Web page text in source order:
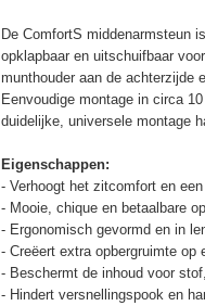
De ComfortS middenarmsteun
opklapbaar en uitschuifbaar
munthouder aan de achterzijde
Eenvoudige montage in circa
duidelijke, universele montage
Eigenschappen:
- Verhoogt het zitcomfort en
- Mooie, chique en betaalbare
- Ergonomisch gevormd en in
- Creëert extra opbergruimte op
- Beschermt de inhoud voor
- Hindert versnellingspook en